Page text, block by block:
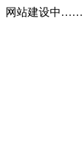
网站建设中……